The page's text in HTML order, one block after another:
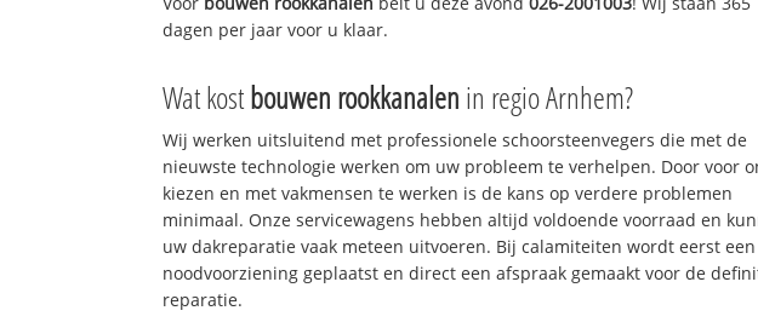
dagen per jaar voor u klaar.
Wat kostbouwen rookkanalen in regio Arnhem?
Wij werken uitsluitend met professionele schoorsteenvegers die met de
nieuwste technologie werken om uw probleem te verhelpen. Door voor
kiezen en met vakmensen te werken is de kans op verdere problemen
minimaal. Onze servicewagens hebben altijd voldoende voorraad en
uw dakreparatie vaak meteen uitvoeren. Bij calamiteiten wordt eerst een
noodvoorziening geplaatst en direct een afspraak gemaakt voor de
reparatie.